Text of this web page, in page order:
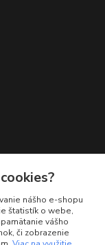
nášho e-shopu
štatistík o webe,
vášho
či zobrazenie